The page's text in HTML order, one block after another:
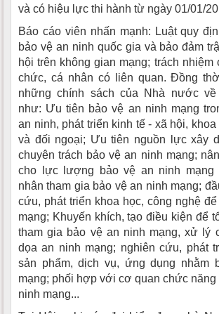
và có hiệu lực thi hành từ ngày 01/01/
Báo cáo viên nhấn mạnh: Luật quy
bảo vệ an ninh quốc gia và bảo đảm
hội trên không gian mạng; trách nhiệm
chức, cá nhân có liên quan. Đồng
những chính sách của Nhà nước
như: Ưu tiên bảo vệ an ninh mạng
an ninh, phát triển kinh tế - xã hội,
và đối ngoại; Ưu tiên nguồn lực xây
chuyên trách bảo vệ an ninh mạng;
cho lực lượng bảo vệ an ninh mạng
nhân tham gia bảo vệ an ninh mạng;
cứu, phát triển khoa học, công nghệ
mạng; Khuyến khích, tạo điều kiện để
tham gia bảo vệ an ninh mạng, xử lý
dọa an ninh mạng; nghiên cứu, phát
sản phẩm, dịch vụ, ứng dụng nhằm
mạng; phối hợp với cơ quan chức năng
ninh mạng...